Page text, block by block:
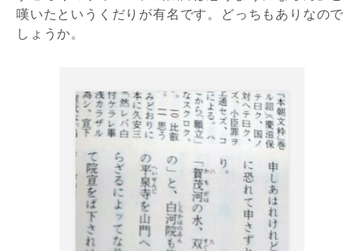
嘆いたというくだりが有名です。どっちもありなので
しょうか。